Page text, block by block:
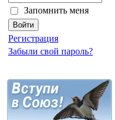
Запомнить меня
Регистрация
Забыли свой пароль?